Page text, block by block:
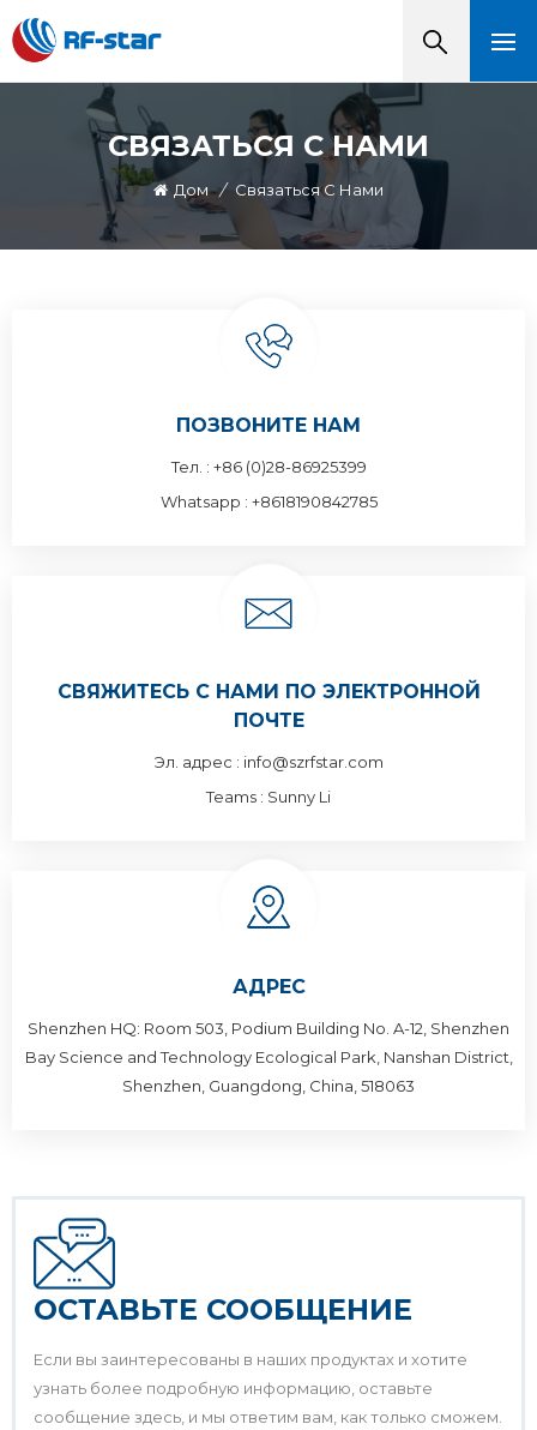
СВЯЗАТЬСЯ С НАМИ
Дом / Связаться С Нами
ПОЗВОНИТЕ НАМ
Тел. : +86 (0)28-86925399
Whatsapp : +8618190842785
СВЯЖИТЕСЬ С НАМИ ПО ЭЛЕКТРОННОЙ
ПОЧТЕ
Эл. адрес : info@szrfstar.com
Teams : Sunny Li
АДРЕС
Shenzhen HQ: Room 503, Podium Building No. A-12, Shenzhen
Bay Science and Technology Ecological Park, Nanshan District,
Shenzhen, Guangdong, China, 518063
ОСТАВЬТЕ СООБЩЕНИЕ
Если вы заинтересованы в наших продуктах и ​​хотите
узнать более подробную информацию, оставьте
сообщение здесь, и мы ответим вам, как только сможем.